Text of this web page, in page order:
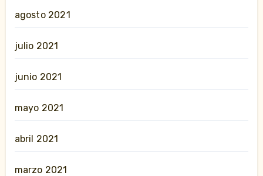
agosto 2021
julio 2021
junio 2021
mayo 2021
abril 2021
marzo 2021